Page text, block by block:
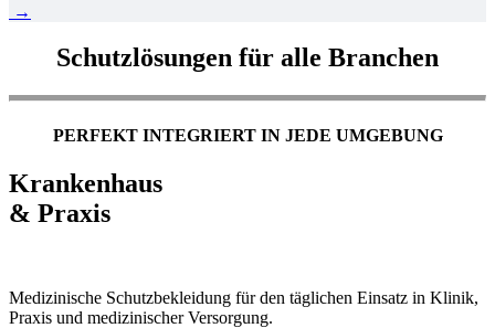
→
Schutzlösungen für alle Branchen
PERFEKT INTEGRIERT IN JEDE UMGEBUNG
Krankenhaus
& Praxis
Medizinische Schutzbekleidung für den täglichen Einsatz in Klinik,
Praxis und medizinischer Versorgung.